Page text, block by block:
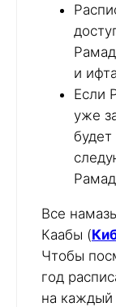
и
Если
уже
Все
Каабы (
Чтобы
год
на каждый